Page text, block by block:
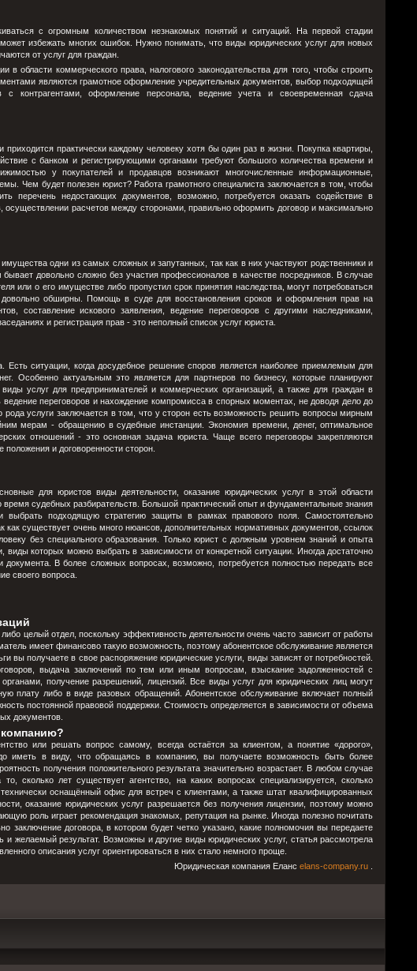
с огромным количеством незнакомых понятий и ситуаций. На первой стадии
избежать многих ошибок. Нужно понимать, что виды юридических услуг для новых
от услуг для граждан.
области коммерческого права, налогового законодательства для того, чтобы строить
являются грамотное оформление учредительных документов, выбор подходящей
с контрагентами, оформление персонала, ведение учета и своевременная сдача
практически каждому человеку хотя бы один раз в жизни. Покупка квартиры,
с банком и регистрирующими органами требуют большого количества времени и
у покупателей и продавцов возникают многочисленные информационные,
Чем будет полезен юрист? Работа грамотного специалиста заключается в том, чтобы
перечень недостающих документов, возможно, потребуется оказать содействие в
осуществлении расчетов между сторонами, правильно оформить договор и максимально
одни из самых сложных и запутанных, так как в них участвуют родственники и
довольно сложно без участия профессионалов в качестве посредников. В случае
или о его имуществе либо пропустил срок принятия наследства, могут потребоваться
довольно обширны. Помощь в суде для восстановления сроков и оформления прав на
составление искового заявления, ведение переговоров с другими наследниками,
и регистрация прав - это неполный список услуг юриста.
ситуации, когда досудебное решение споров является наиболее приемлемым для
Особенно актуальным это является для партнеров по бизнесу, которые планируют
услуг для предпринимателей и коммерческих организаций, а также для граждан в
переговоров и нахождение компромисса в спорных моментах, не доводя дело до
услуги заключается в том, что у сторон есть возможность решить вопросы мирным
мерам - обращению в судебные инстанции. Экономия времени, денег, оптимальное
отношений - это основная задача юриста. Чаще всего переговоры закрепляются
и договоренности сторон.
для юристов виды деятельности, оказание юридических услуг в этой области
время судебных разбирательств. Большой практический опыт и фундаментальные знания
выбрать подходящую стратегию защиты в рамках правового поля. Самостоятельно
как существует очень много нюансов, дополнительных нормативных документов, ссылок
без специального образования. Только юрист с должным уровнем знаний и опыта
виды которых можно выбрать в зависимости от конкретной ситуации. Иногда достаточно
В более сложных вопросах, возможно, потребуется полностью передать все
своего вопроса.
целый отдел, поскольку эффективность деятельности очень часто зависит от работы
имеет финансово такую возможность, поэтому абонентское обслуживание является
вы получаете в свое распоряжение юридические услуги, виды зависят от потребностей.
выдача заключений по тем или иным вопросам, взыскание задолженностей с
получение разрешений, лицензий. Все виды услуг для юридических лиц могут
плату либо в виде разовых обращений. Абонентское обслуживание включает полный
постоянной правовой поддержки. Стоимость определяется в зависимости от объема
документов.
или решать вопрос самому, всегда остаётся за клиентом, а понятие «дорого»,
иметь в виду, что обращаясь в компанию, вы получаете возможность быть более
получения положительного результата значительно возрастает. В любом случае
сколько лет существует агентство, на каких вопросах специализируется, сколько
оснащённый офис для встреч с клиентами, а также штат квалифицированных
оказание юридических услуг разрешается без получения лицензии, поэтому можно
роль играет рекомендация знакомых, репутация на рынке. Иногда полезно почитать
заключение договора, в котором будет четко указано, какие полномочия вы передаете
и желаемый результат. Возможны и другие виды юридических услуг, статья рассмотрела
описания услуг ориентироваться в них стало немного проще.
Юридическая компания Елансelans-company.ru .